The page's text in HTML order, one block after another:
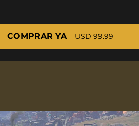
COMPRAR YA USD 99.99